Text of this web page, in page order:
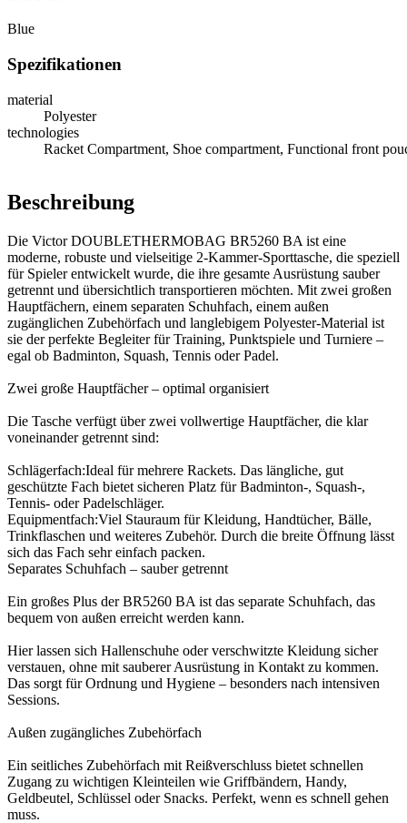
Blue
Spezifikationen
material
Polyester
technologies
Racket Compartment, Shoe compartment, Functional front
Beschreibung
Die Victor DOUBLETHERMOBAG BR5260 BA ist eine
moderne, robuste und vielseitige 2‑Kammer‑Sporttasche, die speziell
für Spieler entwickelt wurde, die ihre gesamte Ausrüstung sauber
getrennt und übersichtlich transportieren möchten. Mit zwei großen
Hauptfächern, einem separaten Schuhfach, einem außen
zugänglichen Zubehörfach und langlebigem Polyester‑Material ist
sie der perfekte Begleiter für Training, Punktspiele und Turniere –
egal ob Badminton, Squash, Tennis oder Padel.
Zwei große Hauptfächer – optimal organisiert
Die Tasche verfügt über zwei vollwertige Hauptfächer, die klar
voneinander getrennt sind:
Schlägerfach:Ideal für mehrere Rackets. Das längliche, gut
geschützte Fach bietet sicheren Platz für Badminton‑, Squash‑,
Tennis‑ oder Padelschläger.
Equipmentfach:Viel Stauraum für Kleidung, Handtücher, Bälle,
Trinkflaschen und weiteres Zubehör. Durch die breite Öffnung lässt
sich das Fach sehr einfach packen.
Separates Schuhfach – sauber getrennt
Ein großes Plus der BR5260 BA ist das separate Schuhfach, das
bequem von außen erreicht werden kann.
Hier lassen sich Hallenschuhe oder verschwitzte Kleidung sicher
verstauen, ohne mit sauberer Ausrüstung in Kontakt zu kommen.
Das sorgt für Ordnung und Hygiene – besonders nach intensiven
Sessions.
Außen zugängliches Zubehörfach
Ein seitliches Zubehörfach mit Reißverschluss bietet schnellen
Zugang zu wichtigen Kleinteilen wie Griffbändern, Handy,
Geldbeutel, Schlüssel oder Snacks. Perfekt, wenn es schnell gehen
muss.